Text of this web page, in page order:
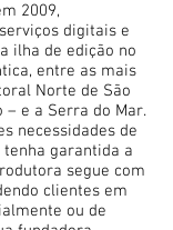
2009,
digitais e
ilha de edição no
entre as mais
Norte de São
– e a Serra do Mar.
necessidades de
garantida a
segue com
clientes em
ou de